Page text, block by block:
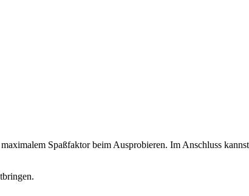
Spaßfaktor beim Ausprobieren. Im Anschluss